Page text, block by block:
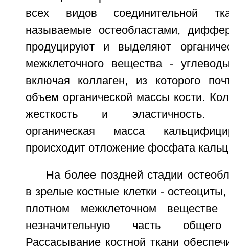
всех видов соединительной
называемые остеобластами,
продуцируют и выделяют
межклеточного вещества -
включая коллаген, из которого
объем органической массы кости.
жесткость и эластичность.
органическая масса
происходит отложение фосфата
На более поздней стадии
в зрелые костные клетки -
плотном межклеточном
незначительную часть
Рассасывание костной ткани